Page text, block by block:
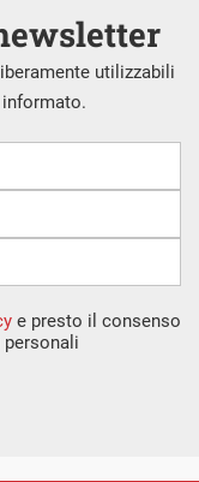
utilizzabili
e presto il consenso